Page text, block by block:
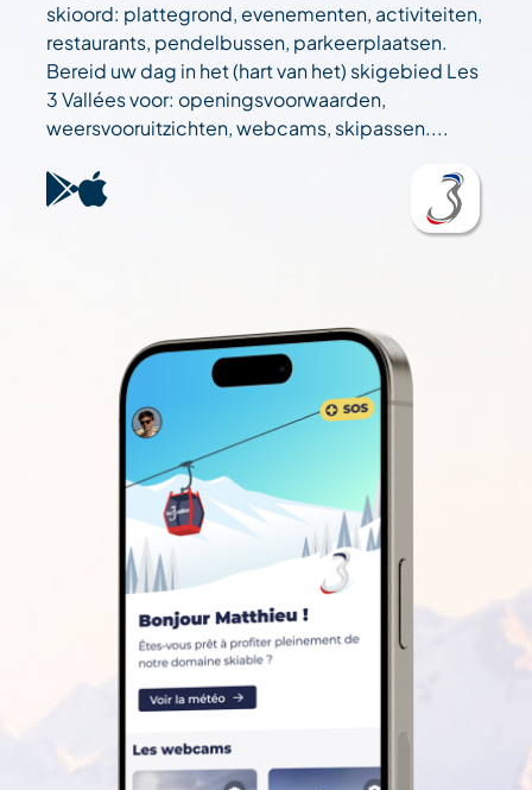
skioord: plattegrond, evenementen, activiteiten,
restaurants, pendelbussen, parkeerplaatsen.
Bereid uw dag in het (hart van het) skigebied Les
3 Vallées voor: openingsvoorwaarden,
weersvooruitzichten, webcams, skipassen....